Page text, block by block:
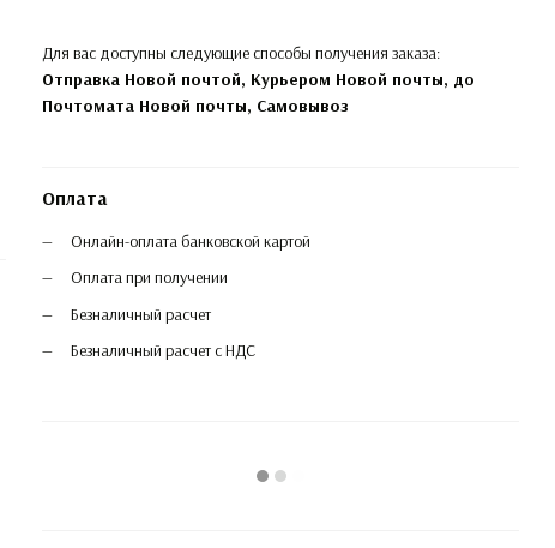
Для вас доступны следующие способы получения заказа:
Отправка Новой почтой, Курьером Новой почты, до
Почтомата Новой почты, Самовывоз
Оплата
Онлайн-оплата банковской картой
Оплата при получении
Безналичный расчет
Безналичный расчет с НДС